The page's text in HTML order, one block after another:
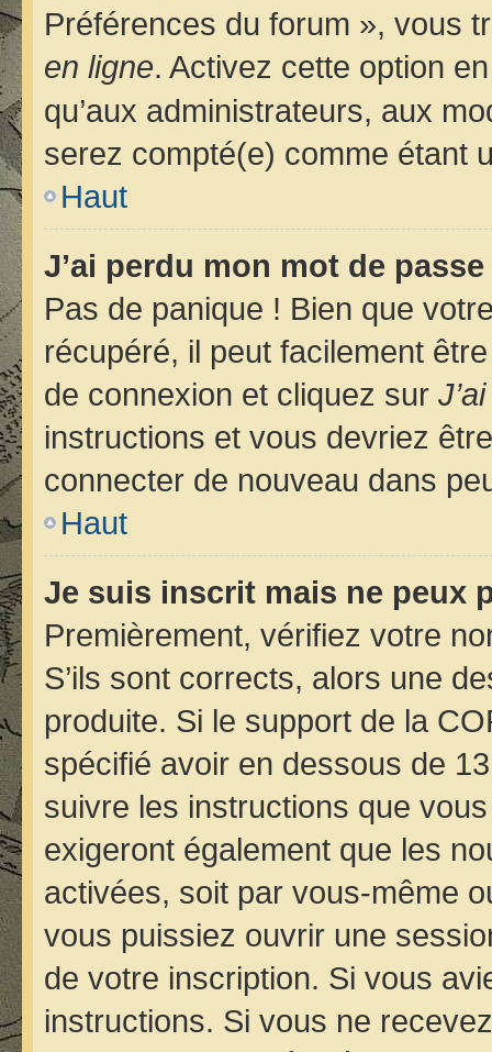
Préférences du forum », vous
en ligne. Activez cette option
qu’aux administrateurs, aux
serez compté(e) comme étant
Haut
J’ai perdu mon mot de
Pas de panique ! Bien que
récupéré, il peut facilement
de connexion et cliquez sur
instructions et vous devriez
connecter de nouveau dans
Haut
Je suis inscrit mais ne peux
Premièrement, vérifiez votre
S’ils sont corrects, alors une
produite. Si le support de la
spécifié avoir en dessous de
suivre les instructions que
exigeront également que les
activées, soit par vous-même
vous puissiez ouvrir une
de votre inscription. Si vous
instructions. Si vous ne